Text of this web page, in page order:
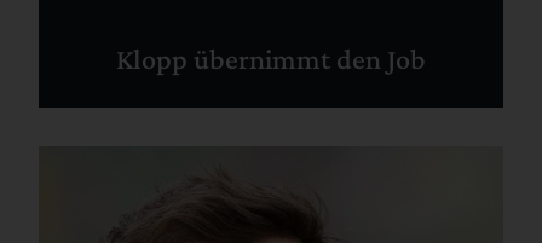
Klopp übernimmt den Job